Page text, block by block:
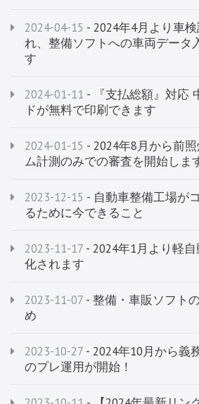
2023-10-27 - 2024年10月から義
のプレ運用が開始！
2023-11-07 - 整備・車販ソフト
め
2023-11-17 - 2024年1月より軽自
化されます
2023-12-15 - 自動車整備工場が
るために今できること
2024-01-15 - 2024年8月から前
ム計測のみでの審査を開始しま
2024-01-11 - 『支払総額』対応
ドが無料で印刷できます
2024-04-15 - 2024年4月より車
れ、整備ソフトへの車両データ
す